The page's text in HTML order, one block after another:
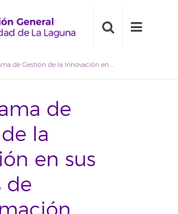
El Programa de Gestión de la Innovación en sus ámbitos de Transformación Digital y Transferencia y Valorización abre su inscripción a empresas y centros de I+D
de
la
en sus
de